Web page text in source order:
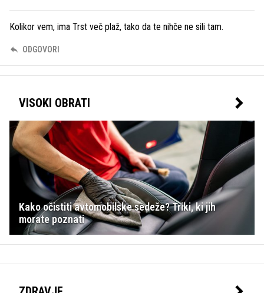
Kolikor vem, ima Trst več plaž, tako da te nihče ne sili tam.
ODGOVORI
VISOKI OBRATI
Kako očistiti avtomobilske sedeže? Triki, ki jih
morate poznati